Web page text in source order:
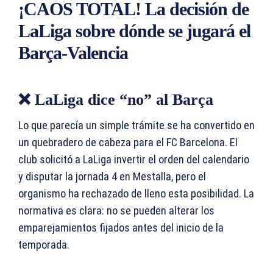
¡CAOS TOTAL! La decisión de
LaLiga sobre dónde se jugará el
Barça-Valencia
❌ LaLiga dice “no” al Barça
Lo que parecía un simple trámite se ha convertido en
un quebradero de cabeza para el FC Barcelona. El
club solicitó a LaLiga invertir el orden del calendario
y disputar la jornada 4 en Mestalla, pero el
organismo ha rechazado de lleno esta posibilidad. La
normativa es clara: no se pueden alterar los
emparejamientos fijados antes del inicio de la
temporada.